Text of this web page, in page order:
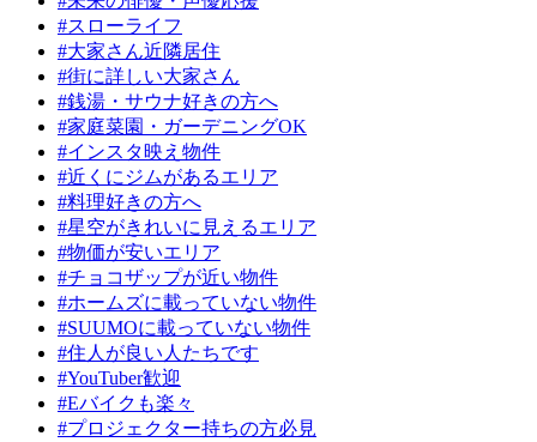
#スローライフ
#大家さん近隣居住
#街に詳しい大家さん
#銭湯・サウナ好きの方へ
#家庭菜園・ガーデニングOK
#インスタ映え物件
#近くにジムがあるエリア
#料理好きの方へ
#星空がきれいに見えるエリア
#物価が安いエリア
#チョコザップが近い物件
#ホームズに載っていない物件
#SUUMOに載っていない物件
#住人が良い人たちです
#YouTuber歓迎
#Eバイクも楽々
#プロジェクター持ちの方必見